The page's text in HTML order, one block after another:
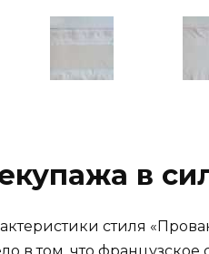
в
стиля
в том, что французское